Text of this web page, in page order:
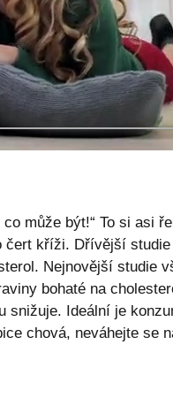
může být!“ To si asi
kříži. Dřívější
Nejnovější studie
bohaté na
snižuje. Ideální je
chová, neváhejte se